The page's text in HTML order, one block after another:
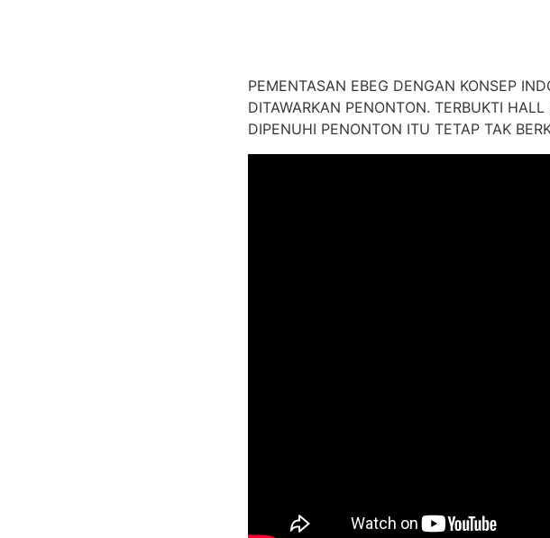
PEMENTASAN EBEG DENGAN KONSEP
DITAWARKAN PENONTON. TERBUKTI
DIPENUHI PENONTON ITU TETAP TAK